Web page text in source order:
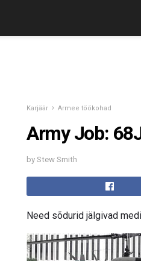
Karjäär Armee töökohad
Army Job:
by Stew Smith
Need sõdurid jälgivad